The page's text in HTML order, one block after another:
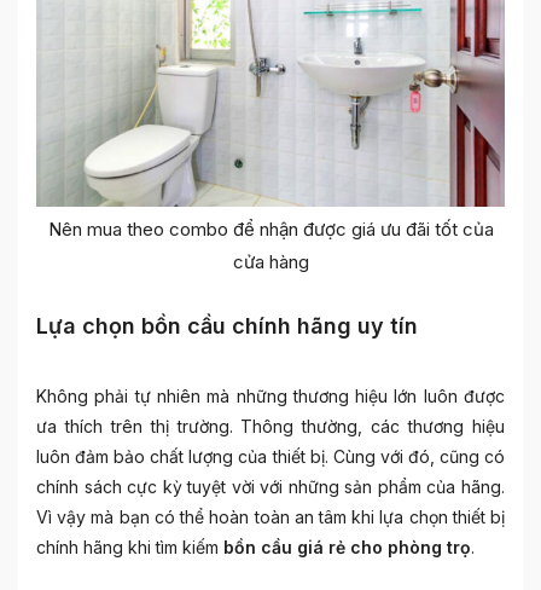
Nên mua theo combo để nhận được giá ưu đãi tốt của
cửa hàng
Lựa chọn bồn cầu chính hãng uy tín
Không phải tự nhiên mà những thương hiệu lớn luôn được
ưa thích trên thị trường. Thông thường, các thương hiệu
luôn đảm bảo chất lượng của thiết bị. Cùng với đó, cũng có
chính sách cực kỳ tuyệt vời với những sản phẩm của hãng.
Vì vậy mà bạn có thể hoàn toàn an tâm khi lựa chọn thiết bị
chính hãng khi tìm kiếm bồn cầu giá rẻ cho phòng trọ.